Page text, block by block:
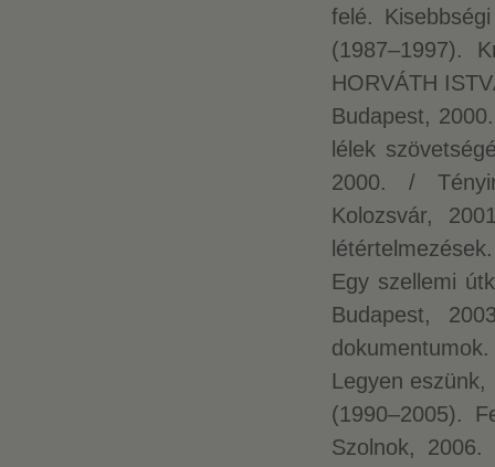
felé.
(1987–1997).
HORVÁTH
Budapest,
lélek
2000. /
Kolozsvár,
Egy szellemi
Budapest,
Legyen
(1990–2005).
Szolnok,